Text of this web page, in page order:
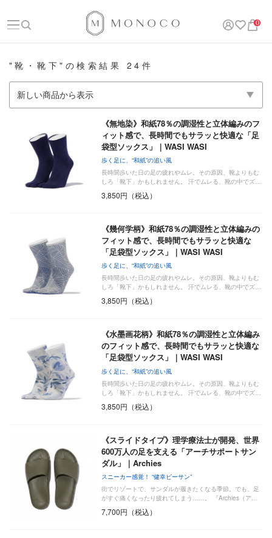
0
"靴・靴下"の検索結果 24件
《無地染》和紙78％の調湿性と立体編みのフ
ィット感で、長時間でもサラッと快適な「足
袋型ソックス」｜WASI WASI
歩く足に、“和紙”の追い風
長時間歩いた日の足の疲れやムレ。その原因、靴よりもむ
しろ「靴下」かもしれません。 汗でムレる、靴の中でズ…
3,850円（税込）
《幾何学柄》和紙78％の調湿性と立体編みの
フィット感で、長時間でもサラッと快適な
「足袋型ソックス」｜WASI WASI
歩く足に、“和紙”の追い風
長時間歩いた日の足の疲れやムレ。その原因、靴よりもむ
しろ「靴下」かもしれません。 汗でムレる、靴の中でズ…
3,850円（税込）
《水墨画花柄》和紙78％の調湿性と立体編み
のフィット感で、長時間でもサラッと快適な
「足袋型ソックス」｜WASI WASI
歩く足に、“和紙”の追い風
長時間歩いた日の足の疲れやムレ。その原因、靴よりもむ
しろ「靴下」かもしれません。 汗でムレる、靴の中でズ…
3,850円（税込）
《スライドタイプ》理学療法士が開発、世界
600万人の足を支える「アーチサポートサン
ダル」｜Archies
スニーカー感覚！ “健幸ビーサン”
街でリゾートで、サンダルが履きたくなる季節。でも、足
がすぐ痛くなったり疲れてしまう……。 『Archies（ア…
7,700円（税込）